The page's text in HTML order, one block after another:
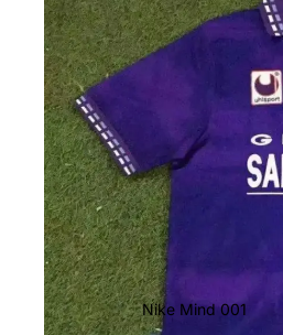
Nike Mind 001